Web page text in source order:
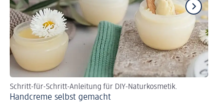
Schritt-für-Schritt-Anleitung für DIY-Naturkosmetik.
Handcreme selbst gemacht